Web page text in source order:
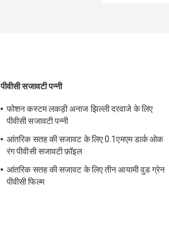
पीवीसी सजावटी पन्नी
फोशन कस्टम लकड़ी अनाज झिल्ली दरवाजे के लिए
पीवीसी सजावटी पन्नी
आंतरिक सतह की सजावट के लिए 0.1एमएम डार्क ओक
रंग पीवीसी सजावटी फ़ॉइल
आंतरिक सतह की सजावट के लिए तीन आयामी वुड ग्रेन
पीवीसी फिल्म